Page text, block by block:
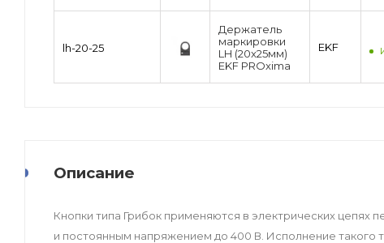
lh-20-25
Держатель
маркировки
LH (20x25мм)
EKF PROxima
EKF
Описание
Кнопки типа Грибок применяются в электрических цепях
и постоянным напряжением до 400 В. Исполнение такого